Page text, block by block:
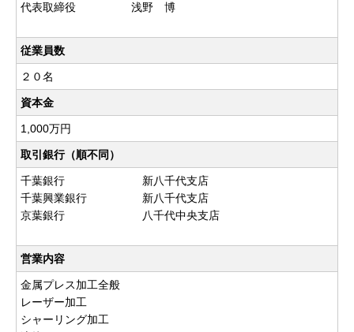
代表取締役 浅野 博
従業員数
２０名
資本金
1,000万円
取引銀行（順不同）
千葉銀行 新八千代支店
千葉興業銀行 新八千代支店
京葉銀行 八千代中央支店
営業内容
金属プレス加工全般
レーザー加工
シャーリング加工